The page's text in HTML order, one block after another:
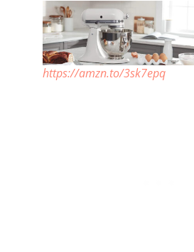
https://amzn.to/3sk7epq